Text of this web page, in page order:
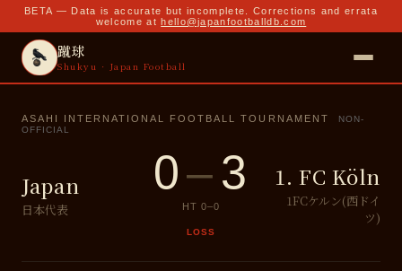
BETA — Data is accurate but incomplete. Corrections and errata
welcome at hello@japanfootballdb.com
蹴球
Shukyu · Japan Football
ASAHI INTERNATIONAL FOOTBALL TOURNAMENT
NON-
OFFICIAL
Japan
日本代表
0–3
HT 0–0
LOSS
1. FC Köln
1FCケルン(西ドイ
ツ)